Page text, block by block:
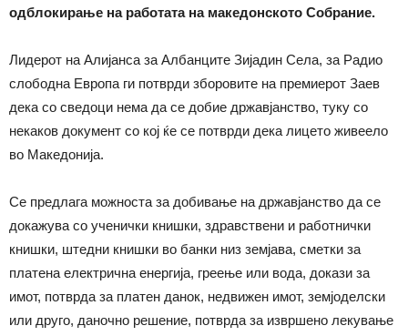
одблокирање на работата на македонското Собрание.
Лидерот на Алијанса за Албанците Зијадин Села, за Радио
слободна Европа ги потврди зборовите на премиерот Заев
дека со сведоци нема да се добие државјанство, туку со
некаков документ со кој ќе се потврди дека лицето живеело
во Македонија.
Се предлага можноста за добивање на државјанство да се
докажува со ученички книшки, здравствени и работнички
книшки, штедни книшки во банки низ земјава, сметки за
платена електрична енергија, греење или вода, докази за
имот, потврда за платен данок, недвижен имот, земјоделски
или друго, даночно решение, потврда за извршено лекување